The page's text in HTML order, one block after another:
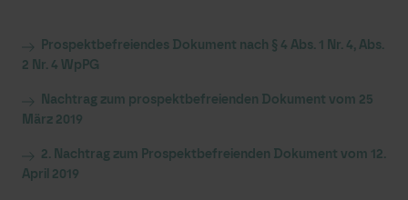
Prospektbefreiendes Dokument nach § 4 Abs. 1 Nr. 4, Abs.
2 Nr. 4 WpPG
Nachtrag zum prospektbefreienden Dokument vom 25
März 2019
2. Nachtrag zum Prospektbefreienden Dokument vom 12.
April 2019